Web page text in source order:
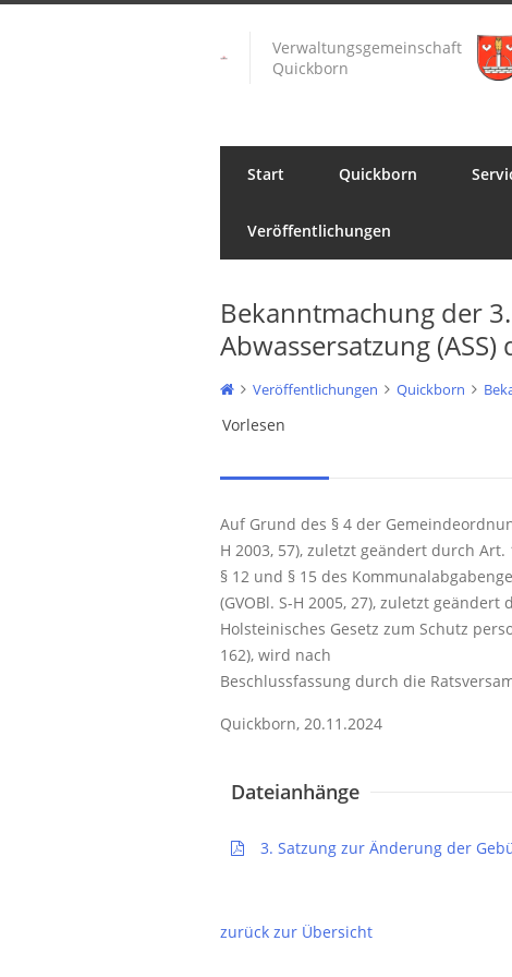
Verwaltungsgemeinschaft
Quickborn
Start Quickborn
Veröffentlichungen
Bekanntmachung der
Abwassersatzung
Veröffentlichungen Quickborn
Vorlesen
Auf Grund des § 4 der
H 2003, 57), zuletzt geändert durch Art.
§ 12 und § 15 des
(GVOBl. S-H 2005, 27), zuletzt geändert
Holsteinisches Gesetz zum Schutz
162), wird nach
Beschlussfassung durch die
Quickborn, 20.11.2024
Dateianhänge
3. Satzung zur Änderung der
zurück zur Übersicht